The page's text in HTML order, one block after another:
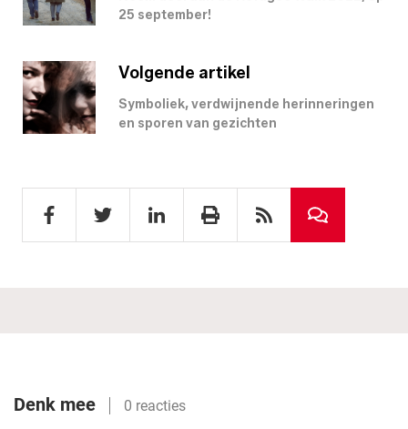
25 september!
Volgende artikel
Symboliek, verdwijnende herinneringen
en sporen van gezichten